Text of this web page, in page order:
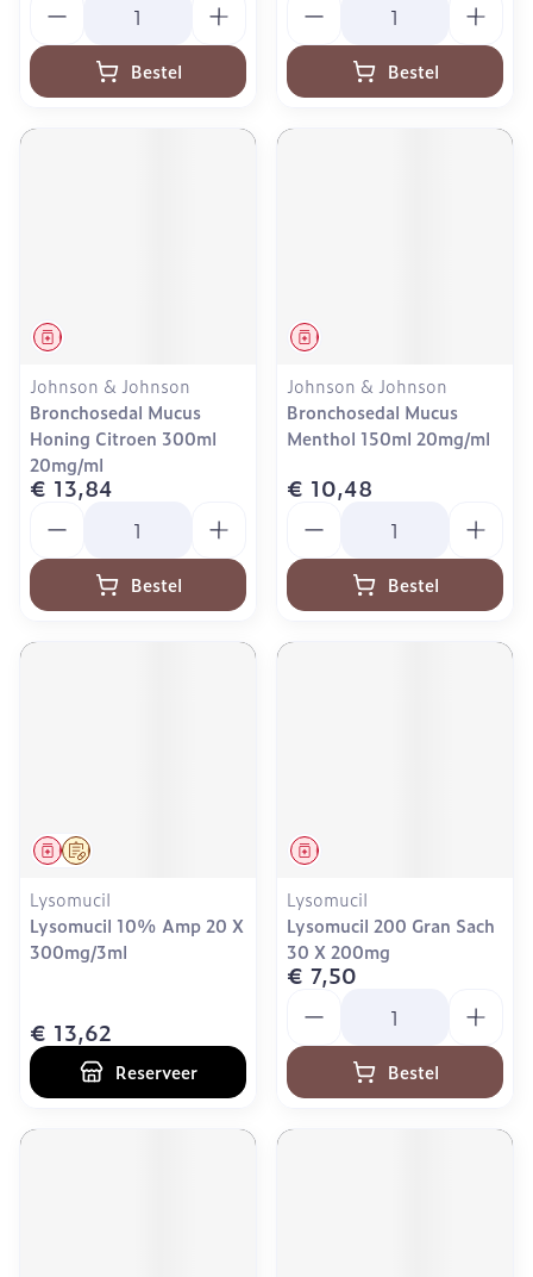
Bestel Bestel
Geneesmiddel
Johnson & Johnson
Bronchosedal Mucus
Honing Citroen 300ml
20mg/ml
€ 13,84
Bestel
Geneesmiddel
Johnson & Johnson
Bronchosedal Mucus
Menthol 150ml 20mg/ml
€ 10,48
Bestel
Op voorschrift
Geneesmiddel
Lysomucil
Lysomucil 10% Amp 20 X
300mg/3ml
€ 13,62
Reserveer
Geneesmiddel
Lysomucil
Lysomucil 200 Gran Sach
30 X 200mg
€ 7,50
Bestel